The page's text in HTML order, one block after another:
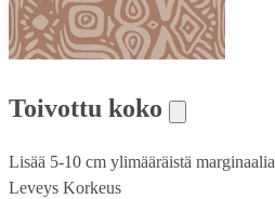
Toivottu koko
Lisää 5-10 cm ylimääräistä marginaalia
Leveys Korkeus